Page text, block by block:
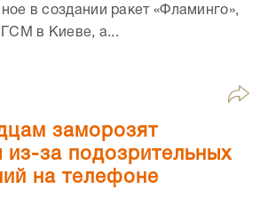
в создании ракет «Фламинго»,
ГСМ в Киеве, а...
заморозят
из-за подозрительных
на телефоне